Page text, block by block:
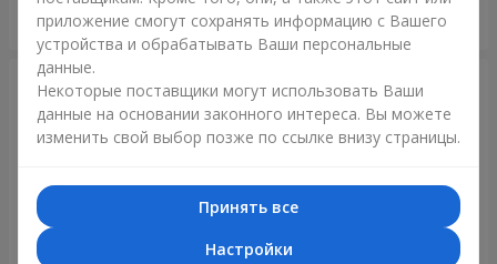
Заказать Заказать
приложение смогут сохранять информацию с Вашего
устройства и обрабатывать Ваши персональные
данные.
Некоторые поставщики могут использовать Ваши
данные на основании законного интереса. Вы можете
изменить свой выбор позже по ссылке внизу страницы.
Принять все
Настройки